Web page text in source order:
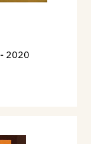
- 2020